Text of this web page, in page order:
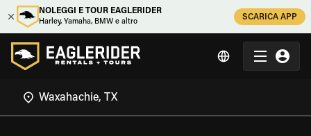
NOLEGGI E TOUR EAGLERIDER
Harley, Yamaha, BMW e altro
SCARICA APP